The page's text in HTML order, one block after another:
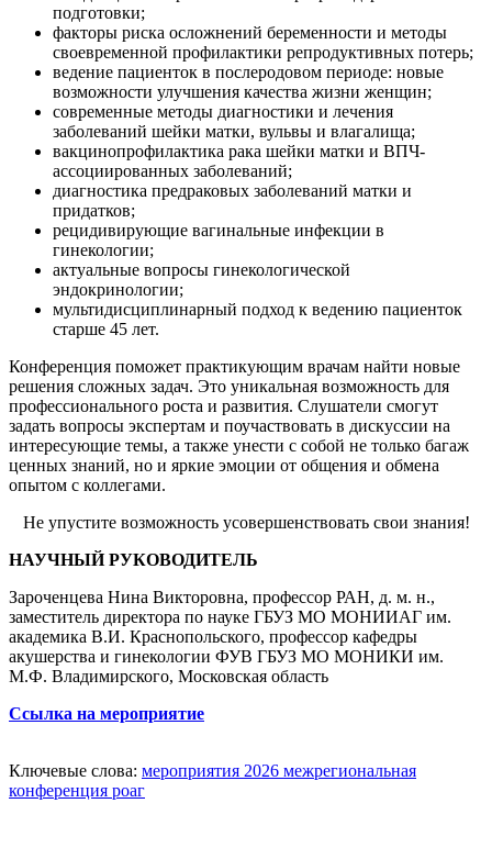
подготовки;
факторы риска осложнений беременности и методы
своевременной профилактики репродуктивных потерь;
ведение пациенток в послеродовом периоде: новые
возможности улучшения качества жизни женщин;
современные методы диагностики и лечения
заболеваний шейки матки, вульвы и влагалища;
вакцинопрофилактика рака шейки матки и ВПЧ-
ассоциированных заболеваний;
диагностика предраковых заболеваний матки и
придатков;
рецидивирующие вагинальные инфекции в
гинекологии;
актуальные вопросы гинекологической
эндокринологии;
мультидисциплинарный подход к ведению пациенток
старше 45 лет.
Конференция поможет практикующим врачам найти новые
решения сложных задач. Это уникальная возможность для
профессионального роста и развития. Слушатели смогут
задать вопросы экспертам и поучаствовать в дискуссии на
интересующие темы, а также унести с собой не только багаж
ценных знаний, но и яркие эмоции от общения и обмена
опытом с коллегами.
Не упустите возможность усовершенствовать свои знания!
НАУЧНЫЙ РУКОВОДИТЕЛЬ
Зароченцева Нина Викторовна, профессор РАН, д. м. н.,
заместитель директора по науке ГБУЗ МО МОНИИАГ им.
академика В.И. Краснопольского, профессор кафедры
акушерства и гинекологии ФУВ ГБУЗ МО МОНИКИ им.
М.Ф. Владимирского, Московская область
Ссылка на мероприятие
Ключевые слова: мероприятия 2026 межрегиональная
конференция роаг